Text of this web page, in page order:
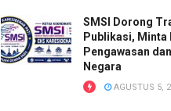
SMSI Dorong
Publikasi, Minta
Pengawasan
Negara
AGUSTUS 5,